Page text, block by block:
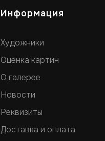
Информация
Художники
Оценка картин
О галерее
Новости
Реквизиты
Доставка и оплата